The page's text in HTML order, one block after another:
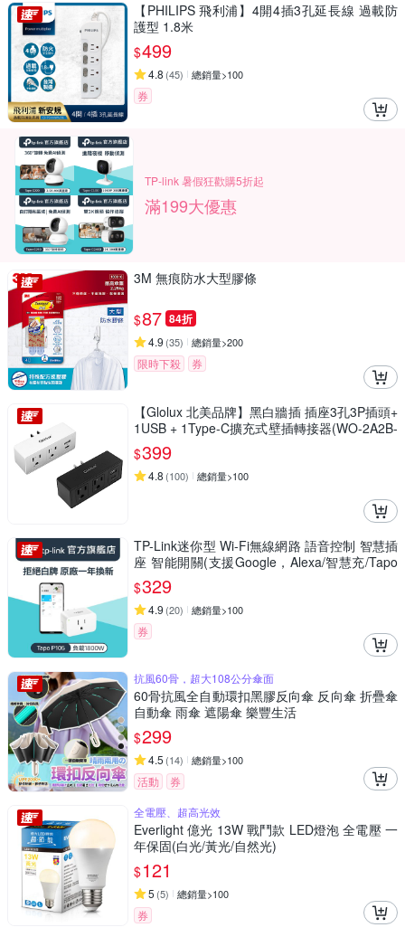
【PHILIPS 飛利浦】4開4插3孔延長線 過載防
護型 1.8米
$499
4.8 (45) 總銷量>100
券
TP-link 暑假狂歡購5折起
滿199大優惠
3M 無痕防水大型膠條
$87 84折
4.9 (35) 總銷量>200
限時下殺 券
【Glolux 北美品牌】黑白牆插 插座3孔3P插頭+
1USB + 1Type-C擴充式壁插轉接器(WO-2A2B-
100) (1組2入)
$399
4.8 (100) 總銷量>100
TP-Link迷你型 Wi-Fi無線網路 語音控制 智慧插
座 智能開關(支援Google，Alexa/智慧充/Tapo
P105)
$329
4.9 (20) 總銷量>100
券
抗風60骨，超大108公分傘面
60骨抗風全自動環扣黑膠反向傘 反向傘 折疊傘
自動傘 雨傘 遮陽傘 樂豐生活
$299
4.5 (14) 總銷量>100
活動
券
全電壓、超高光效
Everlight 億光 13W 戰鬥款 LED燈泡 全電壓 一
年保固(白光/黃光/自然光)
$121
5 (5) 總銷量>100
券